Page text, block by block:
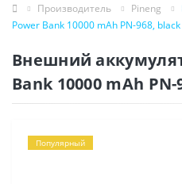
Производитель Pineng
Power Bank 10000 mAh PN-968, black
Внешний
Bank 10000 mAh
Популярный